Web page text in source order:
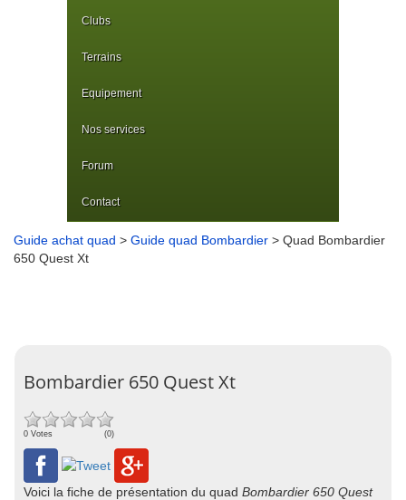
Clubs
Terrains
Equipement
Nos services
Forum
Contact
Guide achat quad > Guide quad Bombardier > Quad Bombardier
650 Quest Xt
Bombardier 650 Quest Xt
0 Votes (0)
Voici la fiche de présentation du quad Bombardier 650 Quest